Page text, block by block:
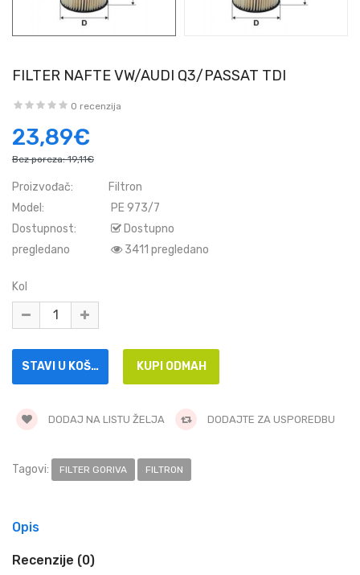
FILTER NAFTE VW/AUDI Q3/PASSAT TDI
0 recenzija
23,89€
Bez poreza: 19,11€
Proizvođač:
Filtron
Model:
PE 973/7
Dostupnost:
Dostupno
pregledano
3411 pregledano
Kol
DODAJ NA LISTU ŽELJA DODAJTE ZA USPOREDBU
Tagovi: FILTER GORIVA FILTRON
Opis
Recenzije (0)